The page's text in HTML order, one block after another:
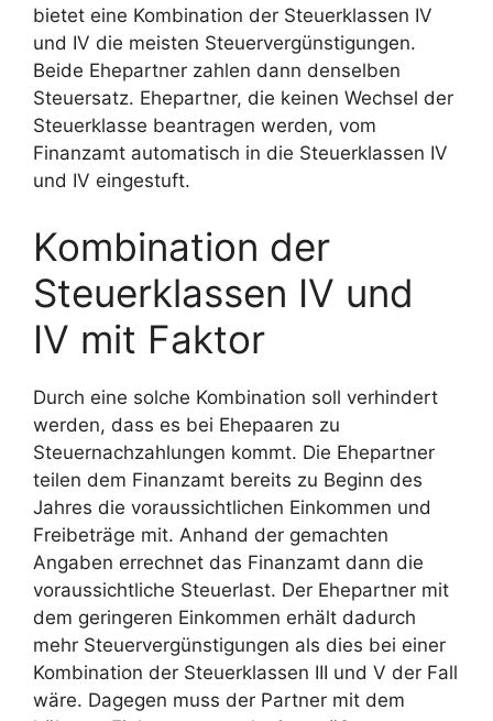
bietet eine Kombination der Steuerklassen IV
und IV die meisten Steuervergünstigungen.
Beide Ehepartner zahlen dann denselben
Steuersatz. Ehepartner, die keinen Wechsel der
Steuerklasse beantragen werden, vom
Finanzamt automatisch in die Steuerklassen IV
und IV eingestuft.
Kombination der
Steuerklassen IV und
IV mit Faktor
Durch eine solche Kombination soll verhindert
werden, dass es bei Ehepaaren zu
Steuernachzahlungen kommt. Die Ehepartner
teilen dem Finanzamt bereits zu Beginn des
Jahres die voraussichtlichen Einkommen und
Freibeträge mit. Anhand der gemachten
Angaben errechnet das Finanzamt dann die
voraussichtliche Steuerlast. Der Ehepartner mit
dem geringeren Einkommen erhält dadurch
mehr Steuervergünstigungen als dies bei einer
Kombination der Steuerklassen III und V der Fall
wäre. Dagegen muss der Partner mit dem